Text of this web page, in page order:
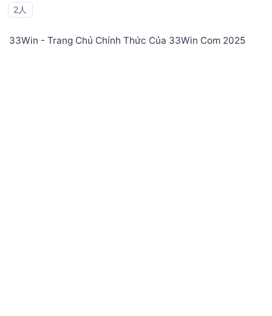
2人
33Win - Trang Chủ Chính Thức Của 33Win Com 2025